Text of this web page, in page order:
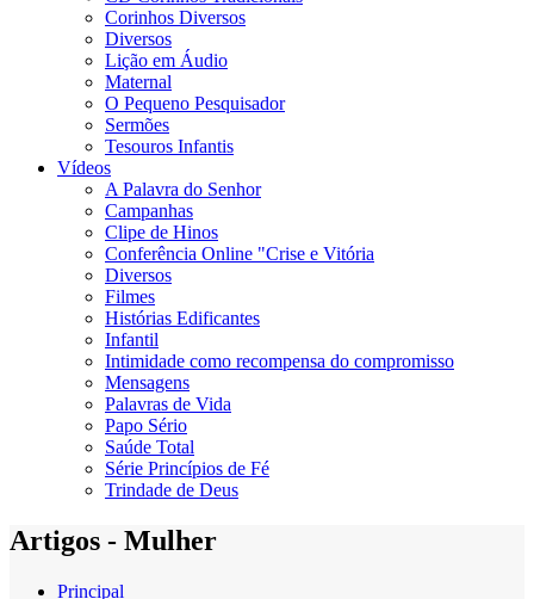
Corinhos Diversos
Diversos
Lição em Áudio
Maternal
O Pequeno Pesquisador
Sermões
Tesouros Infantis
Vídeos
A Palavra do Senhor
Campanhas
Clipe de Hinos
Conferência Online "Crise e Vitória
Diversos
Filmes
Histórias Edificantes
Infantil
Intimidade como recompensa do compromisso
Mensagens
Palavras de Vida
Papo Sério
Saúde Total
Série Princípios de Fé
Trindade de Deus
Artigos - Mulher
Principal